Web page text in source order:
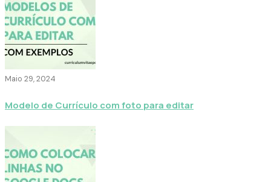
Maio 29, 2024
Modelo de Currículo com foto para editar